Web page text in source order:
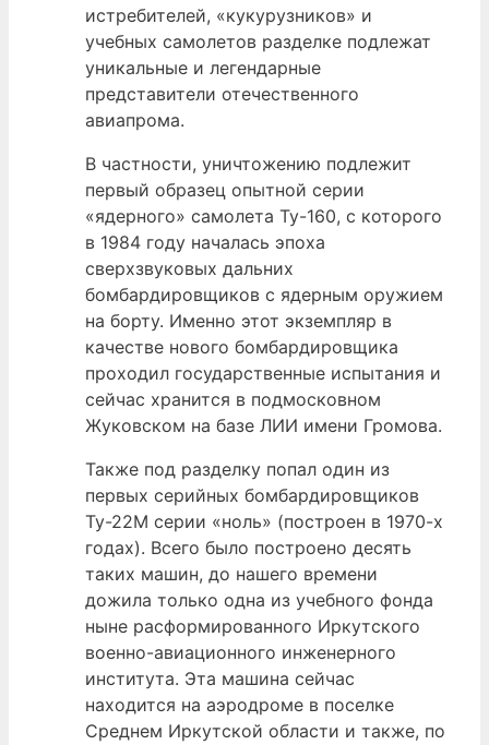
истребителей, «кукурузников» и
учебных самолетов разделке подлежат
уникальные и легендарные
представители отечественного
авиапрома.
В частности, уничтожению подлежит
первый образец опытной серии
«ядерного» самолета Ту-160, с которого
в 1984 году началась эпоха
сверхзвуковых дальних
бомбардировщиков с ядерным оружием
на борту. Именно этот экземпляр в
качестве нового бомбардировщика
проходил государственные испытания и
сейчас хранится в подмосковном
Жуковском на базе ЛИИ имени Громова.
Также под разделку попал один из
первых серийных бомбардировщиков
Ту-22М серии «ноль» (построен в 1970-х
годах). Всего было построено десять
таких машин, до нашего времени
дожила только одна из учебного фонда
ныне расформированного Иркутского
военно-авиационного инженерного
института. Эта машина сейчас
находится на аэродроме в поселке
Среднем Иркутской области и также, по